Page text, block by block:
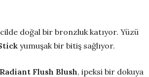
doğal bir bronzluk katıyor. Yüzü
yumuşak bir bitiş sağlıyor.
Radiant Flush Blush, ipeksi bir dokuya